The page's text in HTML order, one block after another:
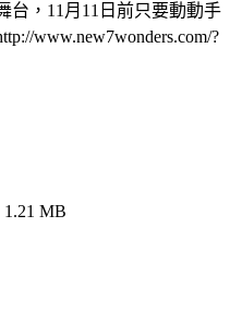
台，11月11日前只要動動手
www.new7wonders.com/?
1.21 MB